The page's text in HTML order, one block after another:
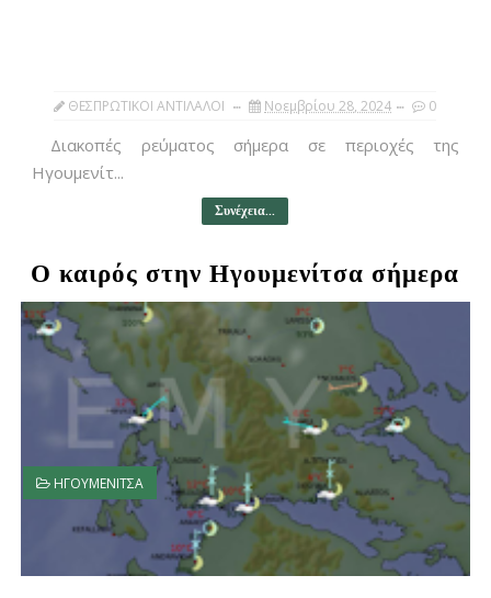
ΘΕΣΠΡΩΤΙΚΟΙ ΑΝΤΙΛΑΛΟΙ Νοεμβρίου 28, 2024 0
Διακοπές ρεύματος σήμερα σε περιοχές της
Ηγουμενίτ...
Συνέχεια...
Ο καιρός στην Ηγουμενίτσα σήμερα
ΗΓΟΥΜΕΝΙΤΣΑ